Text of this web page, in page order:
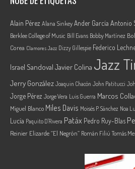
Alain Pérez Alana SinkeyAnder García Antonio
Berklee College of Music Bill Evans Bobby Martínez
Corea Clamores Jazz Dizzy Gillespie Federico
Israel Sandoval Javier Colina Jazz
Jerry González Joaquin Chacón John Patitucci
Jorge Pérez Jorge Vera Luis Guerra Marcos
Miguel Blanco Miles Davis Moisés P. Sánchez Noa
Lucía Paquito D'Rivera Patáx Pedro Ruy-Blas
Reinier Elizarde “El Negrón” Román Filiú Tomás